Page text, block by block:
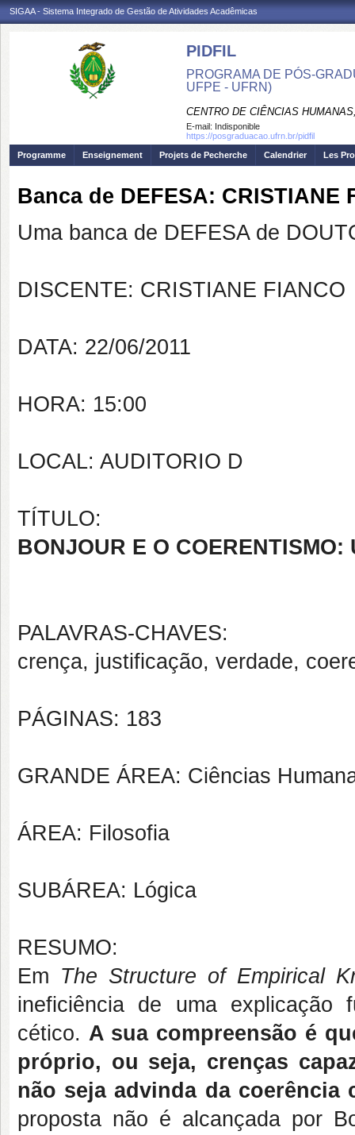
SIGAA - Sistema Integrado de Gestão de Atividades Acadêmicas
PIDFIL
PROGRAMA DE PÓS-
UFPE - UFRN)
CENTRO DE CIÊNCIAS
E-mail: Indisponible
https://posgraduacao.ufrn.br/pidfil
Programme
Enseignement Projets de Pecherche Calendrier Les
Banca de DEFESA: CRISTIANE
Uma banca de DEFESA de
DISCENTE: CRISTIANE FIANCO
DATA: 22/06/2011
HORA: 15:00
LOCAL: AUDITORIO D
TÍTULO:
BONJOUR E O
PALAVRAS-CHAVES:
crença, justificação, verdade,
PÁGINAS: 183
GRANDE ÁREA: Ciências
ÁREA: Filosofia
SUBÁREA: Lógica
RESUMO:
Em The Structure of Empirical
ineficiência de uma explicação
cético. A sua compreensão é
próprio, ou seja, crenças
não seja advinda da coerência
proposta não é alcançada por